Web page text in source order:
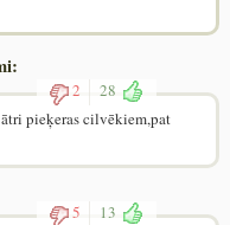
2
28
pieķeras cilvēkiem,pat
5
13